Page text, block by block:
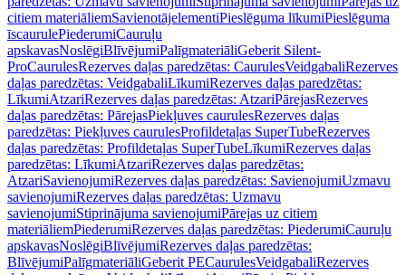
citiem materiāliemSavienotājelementiPieslēguma līkumiPieslēguma
īscaurulePiederumiCauruļu
apskavasNoslēgiBlīvējumiPalīgmateriāliGeberit Silent-
ProCaurulesRezerves daļas paredzētas: CaurulesVeidgabaliRezerves
daļas paredzētas: VeidgabaliLīkumiRezerves daļas paredzētas:
LīkumiAtzariRezerves daļas paredzētas: AtzariPārejasRezerves
daļas paredzētas: PārejasPiekļuves caurulesRezerves daļas
paredzētas: Piekļuves caurulesProfildetaļas SuperTubeRezerves
daļas paredzētas: Profildetaļas SuperTubeLīkumiRezerves daļas
paredzētas: LīkumiAtzariRezerves daļas paredzētas:
AtzariSavienojumiRezerves daļas paredzētas: SavienojumiUzmavu
savienojumiRezerves daļas paredzētas: Uzmavu
savienojumiStiprinājuma savienojumiPārejas uz citiem
materiāliemPiederumiRezerves daļas paredzētas: PiederumiCauruļu
apskavasNoslēgiBlīvējumiRezerves daļas paredzētas:
BlīvējumiPalīgmateriāliGeberit PECaurulesVeidgabaliRezerves